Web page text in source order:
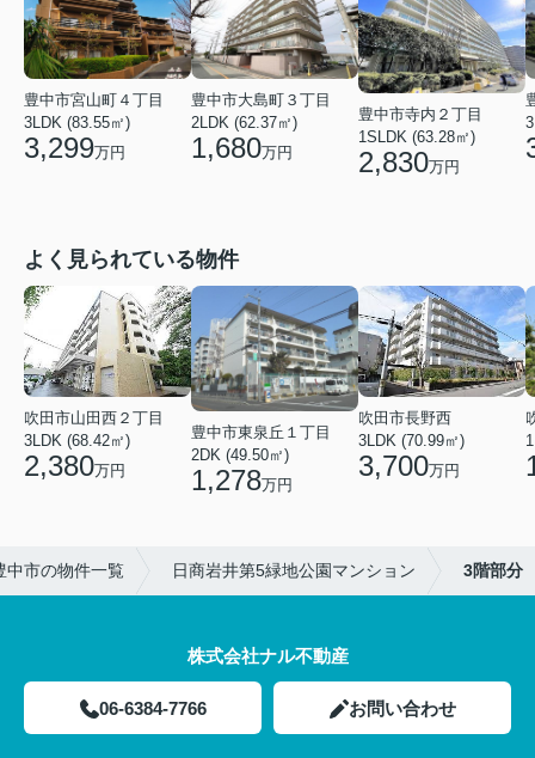
豊中市宮山町４丁目
3LDK (83.55㎡)
3,299万円
豊中市大島町３丁目
2LDK (62.37㎡)
1,680万円
豊中市寺内２丁目
1SLDK (63.28㎡)
2,830万円
よく見られている物件
吹田市山田西２丁目
3LDK (68.42㎡)
2,380万円
豊中市東泉丘１丁目
2DK (49.50㎡)
1,278万円
吹田市長野西
3LDK (70.99㎡)
3,700万円
中市の物件一覧 日商岩井第5緑地公園マンション 3階部分
株式会社ナル不動産
06-6384-7766 お問い合わせ